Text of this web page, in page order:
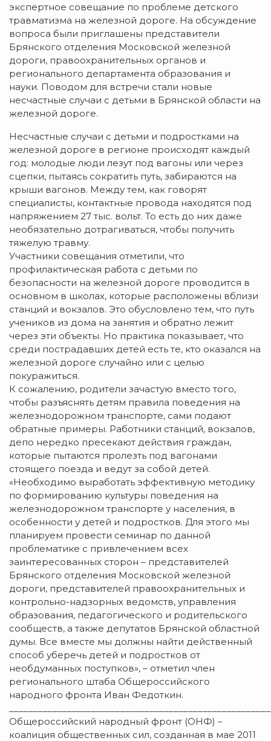
экспертное совещание по проблеме детского
травматизма на железной дороге. На обсуждение
вопроса были приглашены представители
Брянского отделения Московской железной
дороги, правоохранительных органов и
регионального департамента образования и
науки. Поводом для встречи стали новые
несчастные случаи с детьми в Брянской области на
железной дороге.
Несчастные случаи с детьми и подростками на
железной дороге в регионе происходят каждый
год: молодые люди лезут под вагоны или через
сцепки, пытаясь сократить путь, забираются на
крыши вагонов. Между тем, как говорят
специалисты, контактные провода находятся под
напряжением 27 тыс. вольт. То есть до них даже
необязательно дотрагиваться, чтобы получить
тяжелую травму.
Участники совещания отметили, что
профилактическая работа с детьми по
безопасности на железной дороге проводится в
основном в школах, которые расположены вблизи
станций и вокзалов. Это обусловлено тем, что путь
учеников из дома на занятия и обратно лежит
через эти объекты. Но практика показывает, что
среди пострадавших детей есть те, кто оказался на
железной дороге случайно или с целью
покуражиться.
К сожалению, родители зачастую вместо того,
чтобы разъяснять детям правила поведения на
железнодорожном транспорте, сами подают
обратные примеры. Работники станций, вокзалов,
депо нередко пресекают действия граждан,
которые пытаются пролезть под вагонами
стоящего поезда и ведут за собой детей.
«Необходимо выработать эффективную методику
по формированию культуры поведения на
железнодорожном транспорте у населения, в
особенности у детей и подростков. Для этого мы
планируем провести семинар по данной
проблематике с привлечением всех
заинтересованных сторон – представителей
Брянского отделения Московской железной
дороги, представителей правоохранительных и
контрольно-надзорных ведомств, управления
образования, педагогического и родительского
сообществ, а также депутатов Брянской областной
думы. Все вместе мы должны найти действенный
способ уберечь детей и подростков от
необдуманных поступков», – отметил член
регионального штаба Общероссийского
народного фронта Иван Федоткин.
Общероссийский народный фронт (ОНФ) –
коалиция общественных сил, созданная в мае 2011